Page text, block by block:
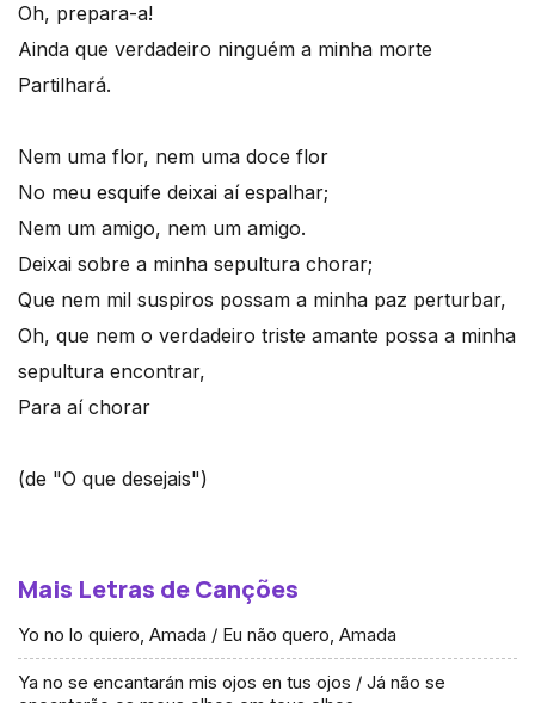
Oh, prepara-a!
Ainda que verdadeiro ninguém a minha morte
Partilhará.
Nem uma flor, nem uma doce flor
No meu esquife deixai aí espalhar;
Nem um amigo, nem um amigo.
Deixai sobre a minha sepultura chorar;
Que nem mil suspiros possam a minha paz perturbar,
Oh, que nem o verdadeiro triste amante possa a minha
sepultura encontrar,
Para aí chorar
(de "O que desejais")
Mais Letras de Canções
Yo no lo quiero, Amada / Eu não quero, Amada
Ya no se encantarán mis ojos en tus ojos / Já não se